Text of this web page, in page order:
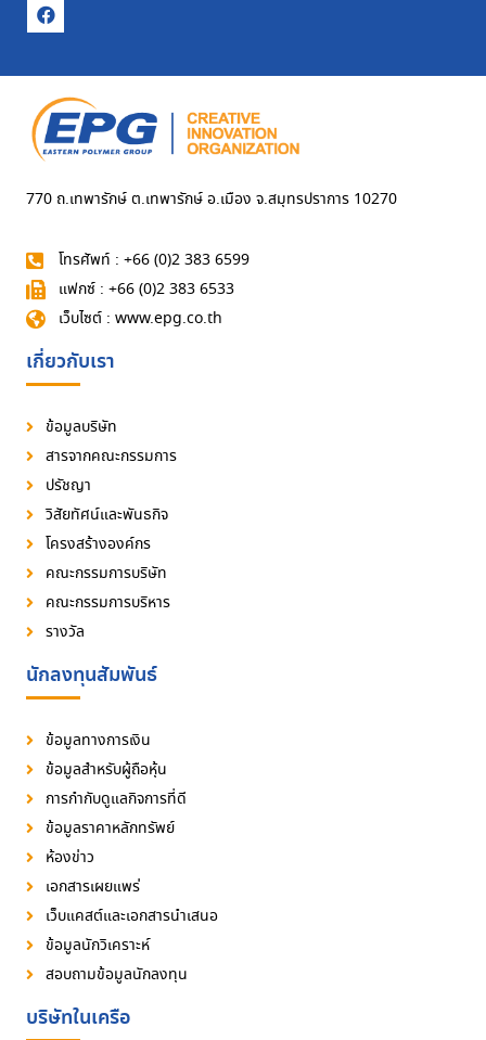
770 ถ.เทพารักษ์ ต.เทพารักษ์ อ.เมือง จ.สมุทรปราการ 10270
โทรศัพท์ : +66 (0)2 383 6599
แฟกซ์ : +66 (0)2 383 6533
เว็บไซต์ : www.epg.co.th
เกี่ยวกับเรา
ข้อมูลบริษัท
สารจากคณะกรรมการ
ปรัชญา
วิสัยทัศน์และพันธกิจ
โครงสร้างองค์กร
คณะกรรมการบริษัท
คณะกรรมการบริหาร
รางวัล
นักลงทุนสัมพันธ์
ข้อมูลทางการเงิน
ข้อมูลสำหรับผู้ถือหุ้น
การกำกับดูแลกิจการที่ดี
ข้อมูลราคาหลักทรัพย์
ห้องข่าว
เอกสารเผยแพร่
เว็บแคสต์และเอกสารนำเสนอ
ข้อมูลนักวิเคราะห์
สอบถามข้อมูลนักลงทุน
บริษัทในเครือ